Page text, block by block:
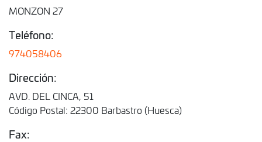
MONZON 27
Teléfono:
974058406
Dirección:
AVD. DEL CINCA, 51
Código Postal: 22300 Barbastro (Huesca)
Fax: